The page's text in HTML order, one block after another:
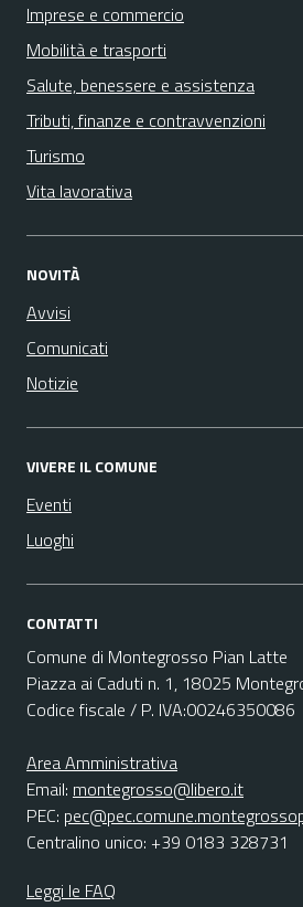
Imprese e commercio
Mobilità e trasporti
Salute, benessere e assistenza
Tributi, finanze e contravvenzioni
Turismo
Vita lavorativa
NOVITÀ
Avvisi
Comunicati
Notizie
VIVERE IL COMUNE
Eventi
Luoghi
CONTATTI
Comune di Montegrosso Pian Latte
Piazza ai Caduti n. 1, 18025
Codice fiscale / P. IVA:00246350086
Area Amministrativa
Email: montegrosso@libero.it
PEC:
Centralino unico: +39 0183 328731
Leggi le FAQ